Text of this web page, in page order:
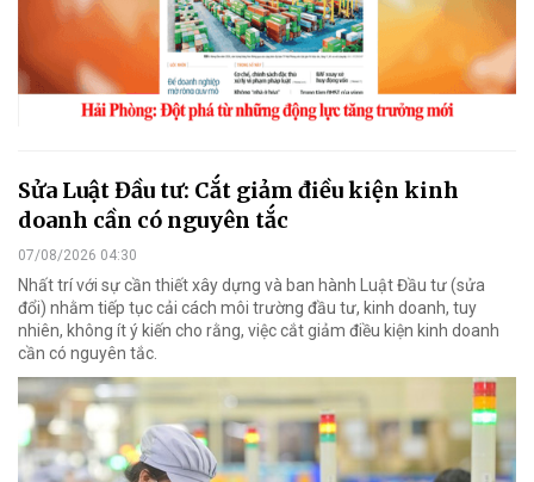
Sửa Luật Đầu tư: Cắt giảm điều kiện kinh
doanh cần có nguyên tắc
07/08/2026 04:30
Nhất trí với sự cần thiết xây dựng và ban hành Luật Đầu tư (sửa
đổi) nhằm tiếp tục cải cách môi trường đầu tư, kinh doanh, tuy
nhiên, không ít ý kiến cho rằng, việc cắt giảm điều kiện kinh doanh
cần có nguyên tắc.